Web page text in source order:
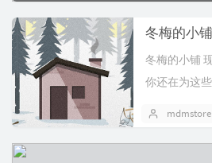
冬梅的小铺
你还在为这
mdmstore